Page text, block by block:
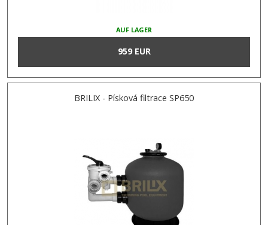
AUF LAGER
959 EUR
BRILIX - Písková filtrace SP650